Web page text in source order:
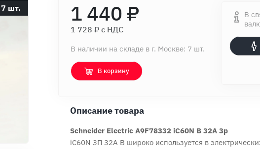
7 шт. 1 440 ₽
1 728 ₽ c НДС
В наличии на складе в г. Москве: 7 шт.
В корзину
В
Описание товара
Schneider Electric A9F78332 iC60N B 32A 3p
iC60N 3П 32A B широко используется в